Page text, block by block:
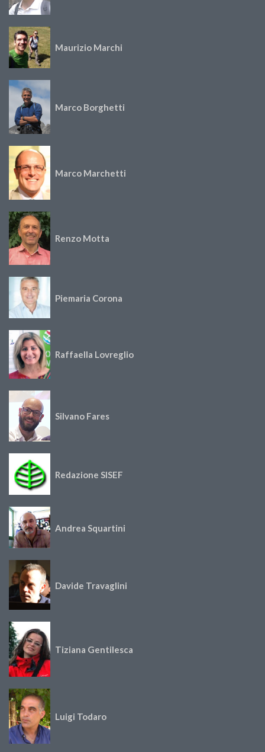
Maurizio Marchi
Marco Borghetti
Marco Marchetti
Renzo Motta
Piemaria Corona
Raffaella Lovreglio
Silvano Fares
Redazione SISEF
Andrea Squartini
Davide Travaglini
Tiziana Gentilesca
Luigi Todaro